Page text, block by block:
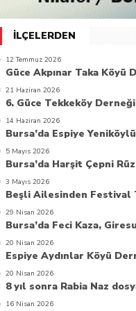
İLÇELERDEN
12 Temmuz 2026
21 Haziran 2026
14 Haziran 2026
5 Mayıs 2026
3 Mayıs 2026
29 Nisan 2026
20 Nisan 2026
20 Nisan 2026
16 Nisan 2026